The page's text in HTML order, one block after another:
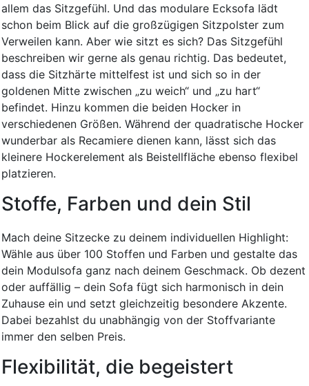
allem das Sitzgefühl. Und das modulare Ecksofa lädt
schon beim Blick auf die großzügigen Sitzpolster zum
Verweilen kann. Aber wie sitzt es sich? Das Sitzgefühl
beschreiben wir gerne als genau richtig. Das bedeutet,
dass die Sitzhärte mittelfest ist und sich so in der
goldenen Mitte zwischen „zu weich“ und „zu hart“
befindet. Hinzu kommen die beiden Hocker in
verschiedenen Größen. Während der quadratische Hocker
wunderbar als Recamiere dienen kann, lässt sich das
kleinere Hockerelement als Beistellfläche ebenso flexibel
platzieren.
Stoffe, Farben und dein Stil
Mach deine Sitzecke zu deinem individuellen Highlight:
Wähle aus über 100 Stoffen und Farben und gestalte das
dein Modulsofa ganz nach deinem Geschmack. Ob dezent
oder auffällig – dein Sofa fügt sich harmonisch in dein
Zuhause ein und setzt gleichzeitig besondere Akzente.
Dabei bezahlst du unabhängig von der Stoffvariante
immer den selben Preis.
Flexibilität, die begeistert